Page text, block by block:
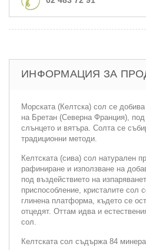
ИНФОРМАЦИЯ ЗА
Морската (Келтска) сол се
на Бретан (Северна Франция), под
слънцето и вятъра. Солта се
традиционни методи.
Келтската (сива) сол натурален
рафиниране и използване на
под въздействието на
приспособление, кристалите сол
глинена платформа, където се
отцедят. Оттам идва и
сол.
Келтската сол съдържа 84